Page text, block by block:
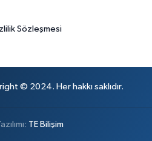
Sözleşmesi
© 2024. Her hakkı saklıdır.
TE Bilişim